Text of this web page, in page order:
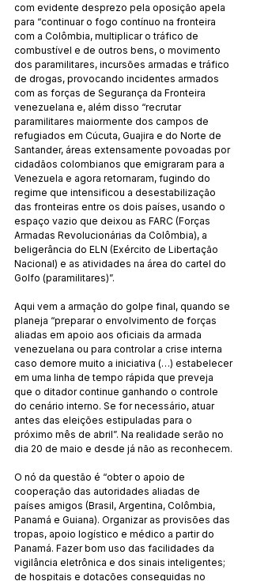
com evidente desprezo pela oposição apela
para “continuar o fogo contínuo na fronteira
com a Colômbia, multiplicar o tráfico de
combustível e de outros bens, o movimento
dos paramilitares, incursões armadas e tráfico
de drogas, provocando incidentes armados
com as forças de Segurança da Fronteira
venezuelana e, além disso “recrutar
paramilitares maiormente dos campos de
refugiados em Cúcuta, Guajira e do Norte de
Santander, áreas extensamente povoadas por
cidadãos colombianos que emigraram para a
Venezuela e agora retornaram, fugindo do
regime que intensificou a desestabilização
das fronteiras entre os dois países, usando o
espaço vazio que deixou as FARC (Forças
Armadas Revolucionárias da Colômbia), a
beligerância do ELN (Exército de Libertação
Nacional) e as atividades na área do cartel do
Golfo (paramilitares)”.
Aqui vem a armação do golpe final, quando se
planeja “preparar o envolvimento de forças
aliadas em apoio aos oficiais da armada
venezuelana ou para controlar a crise interna
caso demore muito a iniciativa (…) estabelecer
em uma linha de tempo rápida que preveja
que o ditador continue ganhando o controle
do cenário interno. Se for necessário, atuar
antes das eleições estipuladas para o
próximo mês de abril”. Na realidade serão no
dia 20 de maio e desde já não as reconhecem.
O nó da questão é “obter o apoio de
cooperação das autoridades aliadas de
países amigos (Brasil, Argentina, Colômbia,
Panamá e Guiana). Organizar as provisões das
tropas, apoio logístico e médico a partir do
Panamá. Fazer bom uso das facilidades da
vigilância eletrônica e dos sinais inteligentes;
de hospitais e dotações conseguidas no